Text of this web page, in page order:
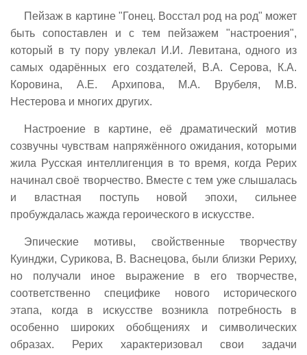
Пейзаж в картине "Гонец. Восстал род на род" может
быть сопоставлен и с тем пейзажем "настроения",
который в ту пору увлекал И.И. Левитана, одного из
самых одарённых его создателей, В.А. Серова, К.А.
Коровина, А.Е. Архипова, М.А. Врубеля, М.В.
Нестерова и многих других.
Настроение в картине, её драматический мотив
созвучны чувствам напряжённого ожидания, которыми
жила Русская интеллигенция в то время, когда Рерих
начинал своё творчество. Вместе с тем уже слышалась
и властная поступь новой эпохи, сильнее
пробуждалась жажда героического в искусстве.
Эпические мотивы, свойственные творчеству
Куинджи, Сурикова, В. Васнецова, были близки Рериху,
но получали иное выражение в его творчестве,
соответственно специфике нового исторического
этапа, когда в искусстве возникла потребность в
особенно широких обобщениях и символических
образах. Рерих характеризовал свои задачи